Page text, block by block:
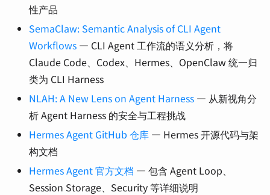
性产品
SemaClaw: Semantic Analysis of CLI Agent
Workflows — CLI Agent 工作流的语义分析，将
Claude Code、Codex、Hermes、OpenClaw 统一归
类为 CLI Harness
NLAH: A New Lens on Agent Harness — 从新视角分
析 Agent Harness 的安全与工程挑战
Hermes Agent GitHub 仓库 — Hermes 开源代码与架
构文档
Hermes Agent 官方文档 — 包含 Agent Loop、
Session Storage、Security 等详细说明